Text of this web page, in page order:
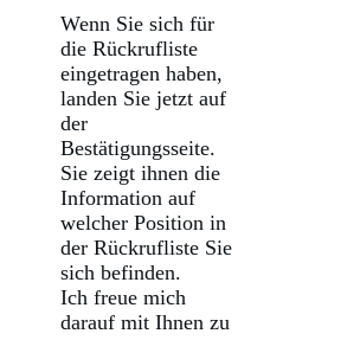
Wenn Sie sich für
die Rückrufliste
eingetragen haben,
landen Sie jetzt auf
der
Bestätigungsseite.
Sie zeigt ihnen die
Information auf
welcher Position in
der Rückrufliste Sie
sich befinden.
Ich freue mich
darauf mit Ihnen zu